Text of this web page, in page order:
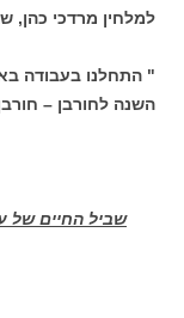
למלחין מרדכי כהן,
" התחלנו בעבודה
השנה לחורבן –
שביל החיים של